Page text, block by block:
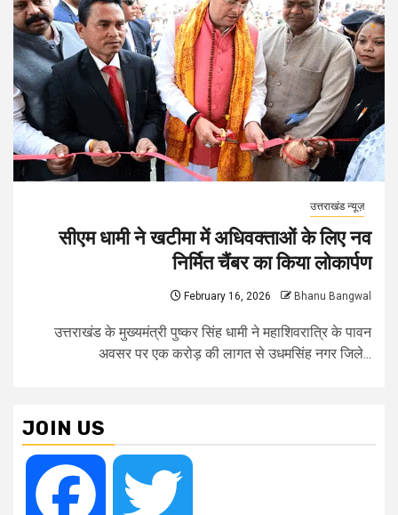
उत्तराखंड न्यूज़
सीएम धामी ने खटीमा में अधिवक्ताओं के लिए नव
निर्मित चैंबर का किया लोकार्पण
February 16, 2026 Bhanu Bangwal
उत्तराखंड के मुख्यमंत्री पुष्कर सिंह धामी ने महाशिवरात्रि के पावन
अवसर पर एक करोड़ की लागत से उधमसिंह नगर जिले...
JOIN US
Facebook